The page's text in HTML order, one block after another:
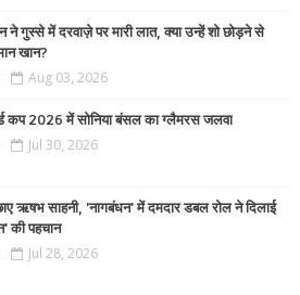
ने गुस्से में दरवाज़े पर मारी लात, क्या उन्हें शो छोड़ने से
खान?
Aug 03, 2026
कप 2026 में सोनिया बंसल का ग्लैमरस जलवा
Jul 30, 2026
ऋषभ साहनी, 'नागबंधन' में दमदार डबल रोल ने दिलाई
की पहचान
Jul 28, 2026